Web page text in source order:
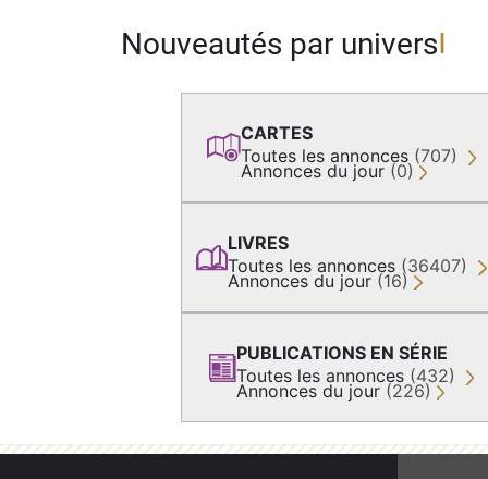
Nouveautés par univers
CARTES
Toutes les annonces (707)
Annonces du jour (0)
LIVRES
Toutes les annonces (36407)
Annonces du jour (16)
PUBLICATIONS EN SÉRIE
Toutes les annonces (432)
Annonces du jour (226)